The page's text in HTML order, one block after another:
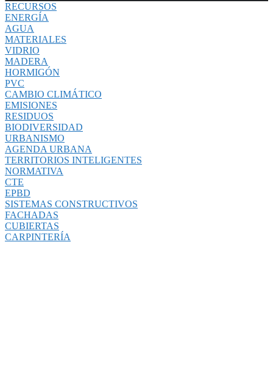
RECURSOS
ENERGÍA
AGUA
MATERIALES
VIDRIO
MADERA
HORMIGÓN
PVC
CAMBIO CLIMÁTICO
EMISIONES
RESIDUOS
BIODIVERSIDAD
URBANISMO
AGENDA URBANA
TERRITORIOS INTELIGENTES
NORMATIVA
CTE
EPBD
SISTEMAS CONSTRUCTIVOS
FACHADAS
CUBIERTAS
CARPINTERÍA